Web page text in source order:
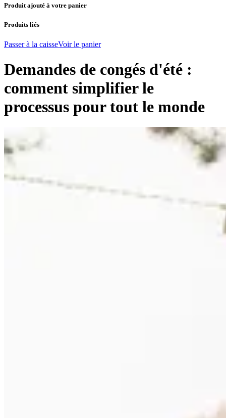
Produit ajouté à votre panier
Produits liés
Passer à la caisseVoir le panier
Demandes de congés d'été :
comment simplifier le
processus pour tout le monde